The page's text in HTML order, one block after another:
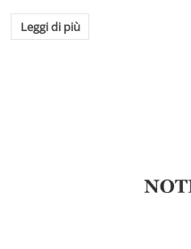
Leggi di più